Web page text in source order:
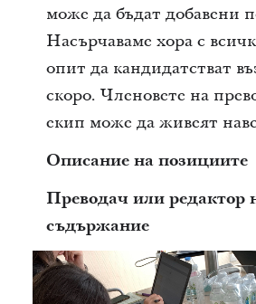
може да бъдат добавени
Насърчаваме хора с
опит да кандидатстват
скоро. Членовете на
екип може да живеят
Описание на позициите
Преводач или редактор
съдържание